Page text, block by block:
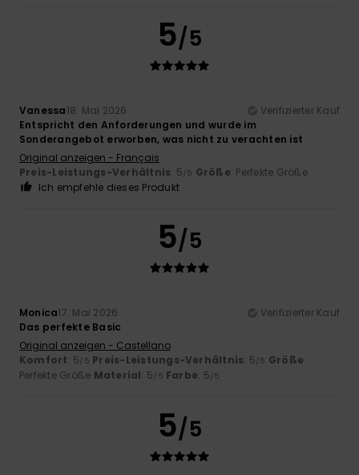
5/5
Vanessa18. Mai 2026
Verifizierter Kauf
Entspricht den Anforderungen und wurde im
Sonderangebot erworben, was nicht zu verachten ist
Original anzeigen - Français
Preis-Leistungs-Verhältnis: 5/5 Größe: Perfekte Größe
Ich empfehle dieses Produkt
5/5
Monica17. Mai 2026
Verifizierter Kauf
Das perfekte Basic
Original anzeigen - Castellano
Komfort: 5/5 Preis-Leistungs-Verhältnis: 5/5 Größe:
Perfekte Größe Material: 5/5 Farbe: 5/5
5/5